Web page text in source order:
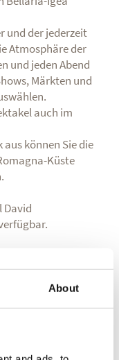
About
und der jederzeit
Atmosphäre der
und jeden Abend
Märkten und
auch im
können Sie die
Küste
David
Hafenkanal,
möchten: